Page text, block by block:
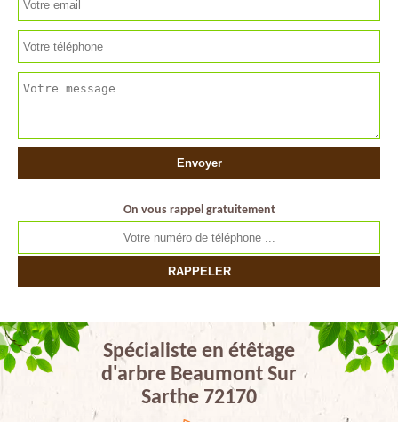
On vous rappel gratuitement
Spécialiste en étêtage
d'arbre Beaumont Sur
Sarthe 72170